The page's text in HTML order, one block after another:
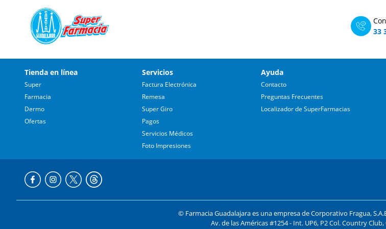
33
Tienda en línea
Super
Farmacia
Dermo
Ofertas
Servicios
Factura Electrónica
Remesa
Super Giro
Pagos
Servicios Médicos
Foto Impresiones
Ayuda
Contacto
Preguntas Frecuentes
Localizador de SuperFarmacias
© Farmacia Guadalajara es una empresa de Corporativo Fragua,
Av. de las Américas #1254 - Int. UP6, P2 Col. Country Club,